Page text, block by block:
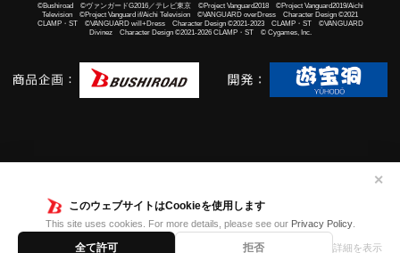
このウェブサイトはCookieを使用します
This site uses cookies. For more details, please see our Privacy Policy.
全て許可 拒否 詳細を表示
✕
©Bushiroad ©ヴァンガードG2016／テレビ東京 ©Project Vanguard2018 ©Project Vanguard2019/Aichi
Television ©Project Vanguard if/Aichi Television ©VANGUARD overDress Character Design ©2021
CLAMP・ST ©VANGUARD will+Dress Character Design ©2021-2023 CLAMP・ST ©VANGUARD
Divinez Character Design ©2021-2026 CLAMP・ST © Cygames, Inc.